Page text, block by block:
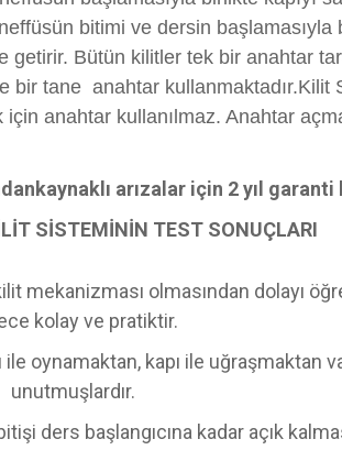
bitimi ve dersin
Bütün kilitler tek bir anahtar
tane anahtar kullanmaktadır.Kilit
için anahtar kullanılmaz. Anahtar
arızalar için 2 yıl garanti
SİSTEMİNİN TEST SONUÇLARI
olmasından dolayı
kolay ve pratiktir.
oynamaktan, kapı ile uğraşmaktan
unutmuşlardır.
ders başlangıcına kadar açık